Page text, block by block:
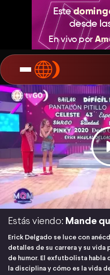
Estás viendo: Mande
Erick Delgado se luce con
detalles de su carrera y su vida
de humor. El exfutbolista habla
la disciplina y cómo es la vida